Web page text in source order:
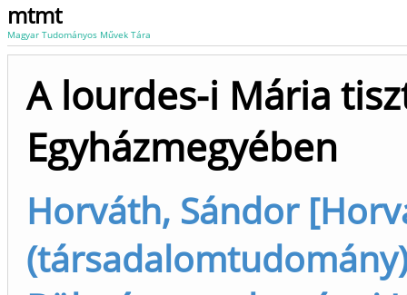
mtmt
Magyar Tudományos Művek Tára
A lourdes-i Mária
Egyházmegyében
Horváth, Sándor